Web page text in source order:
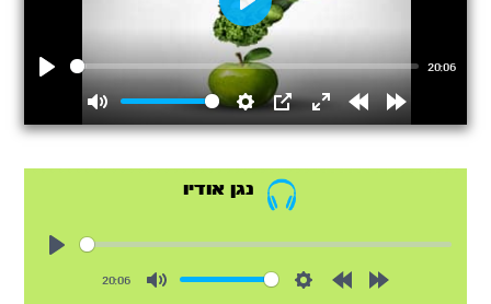
20:06
Mute Settings
PIP
EnterRewindForward
Play
נגן אודיו
20:06